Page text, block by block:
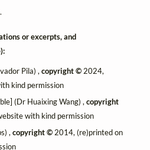
or excerpts, and
Pila) ,copyright © 2024,
kind permission
(Dr Huaixing Wang) ,copyright
with kind permission
,copyright © 2014, (re)printed on